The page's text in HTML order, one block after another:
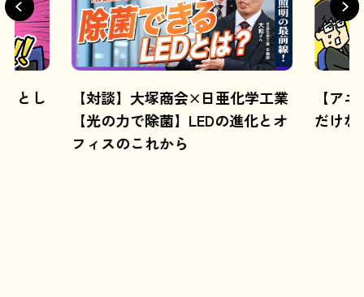
とし
【対談】大塚商会×日亜化学工業
【光の力で除菌】LEDの進化とオ
フィスのこれから
【ア
だけ